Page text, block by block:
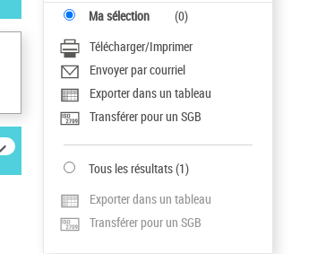
Ma sélection (0)
Télécharger/Imprimer
Envoyer par courriel
Exporter dans un tableau
Transférer pour un SGB
Tous les résultats(1)
Exporter dans un tableau
Transférer pour un SGB